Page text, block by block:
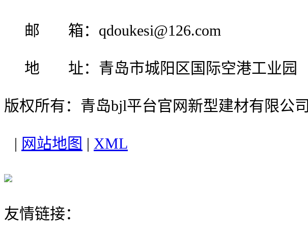
邮 箱：qdoukesi@126.com
地 址：青岛市城阳区国际空港工业园
版权所有：青岛bjl平台官网新型建材有限公司
| 网站地图 | XML
友情链接：